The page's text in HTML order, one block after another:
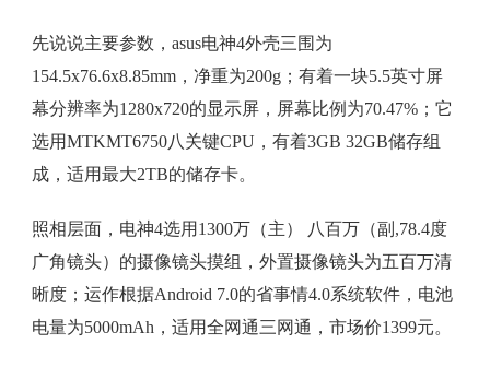
先说说主要参数，asus电神4外壳三围为
154.5x76.6x8.85mm，净重为200g；有着一块5.5英寸屏
幕分辨率为1280x720的显示屏，屏幕比例为70.47%；它
选用MTKMT6750八关键CPU，有着3GB 32GB储存组
成，适用最大2TB的储存卡。
照相层面，电神4选用1300万（主） 八百万（副,78.4度
广角镜头）的摄像镜头摸组，外置摄像镜头为五百万清
晰度；运作根据Android 7.0的省事情4.0系统软件，电池
电量为5000mAh，适用全网通三网通，市场价1399元。